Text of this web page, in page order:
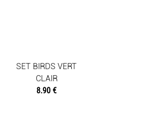
SET BIRDS VERT
CLAIR
8.90 €